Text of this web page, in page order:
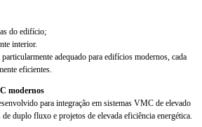
do edifício;
interior.
adequado para edifícios modernos, cada
eficientes.
modernos
para integração em sistemas VMC de elevado
duplo fluxo e projetos de elevada eficiência energética.